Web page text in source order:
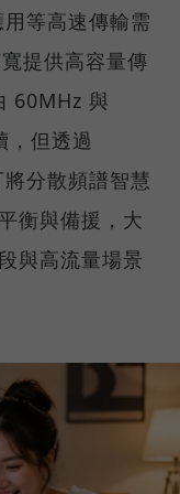
等高速傳輸需
提供高容量傳
60MHz 與
，但透過
分散頻譜智慧
衡與備援，大
與高流量場景